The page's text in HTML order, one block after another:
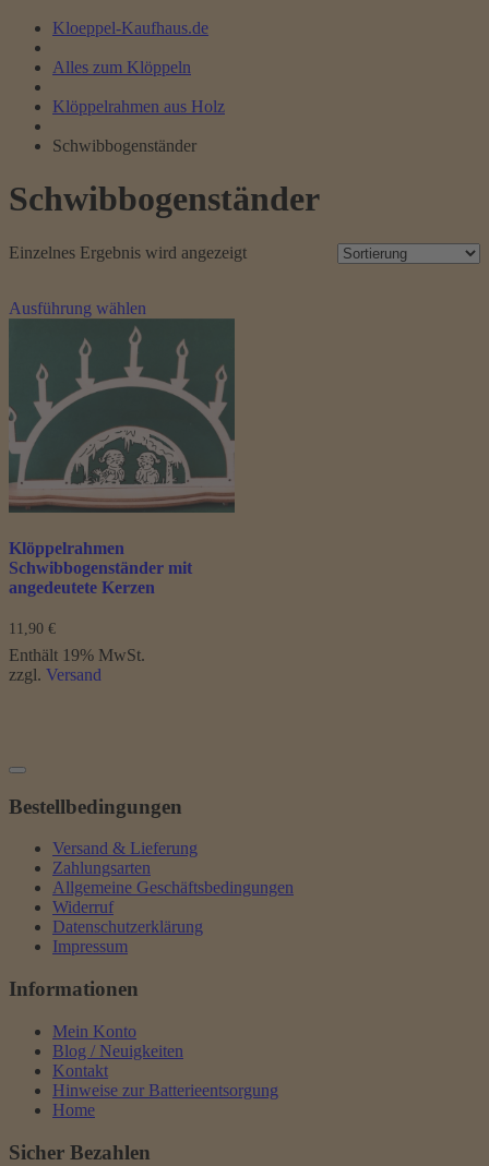
Kloeppel-Kaufhaus.de
Alles zum Klöppeln
Klöppelrahmen aus Holz
Schwibbogenständer
Schwibbogenständer
Einzelnes Ergebnis wird angezeigt
Ausführung wählenProdukt
mehrere
Varianten
auf.
Optionen
können
auf
der
Produktseite
Klöppelrahmen
Schwibbogenständer mit
angedeutete Kerzen
11,90 €
Enthält 19% MwSt.
zzgl. Versand
Bestellbedingungen
Versand & Lieferung
Zahlungsarten
Allgemeine Geschäftsbedingungen
Widerruf
Datenschutzerklärung
Impressum
Informationen
Mein Konto
Blog / Neuigkeiten
Kontakt
Hinweise zur Batterieentsorgung
Home
Sicher Bezahlen